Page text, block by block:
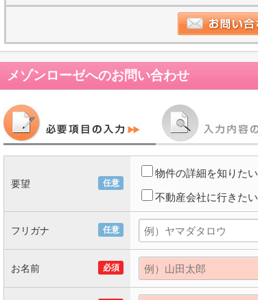
メゾンローゼへのお問い合わせ
任意
要望
物件の詳細を知りたい
不動産会社に行きたい
任意
フリガナ
必須
お名前